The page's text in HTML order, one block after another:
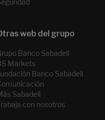
Banco Sabadell
Markets
Banco Sabadell
Sabadell
con nosotros